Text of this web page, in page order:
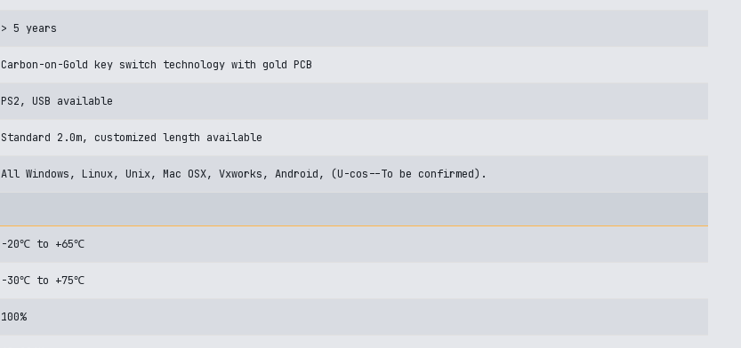
> 5 years
Carbon-on-Gold key switch technology with gold PCB
PS2, USB available
Standard 2.0m, customized length available
All Windows, Linux, Unix, Mac OSX, Vxworks, Android, (U-cos--To be confirmed).
-20℃ to +65℃
-30℃ to +75℃
100%